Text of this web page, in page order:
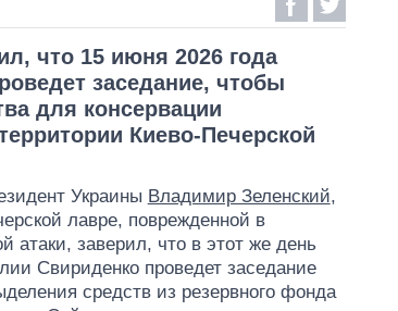
что 15 июня 2026 года
заседание, чтобы
для консервации
Киево-Печерской
Украины Владимир Зеленский,
лавре, поврежденной в
атаки, заверил, что в этот же день
Свириденко проведет заседание
средств из резервного фонда